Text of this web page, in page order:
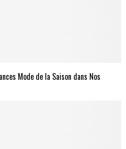
Mode de la Saison dans Nos